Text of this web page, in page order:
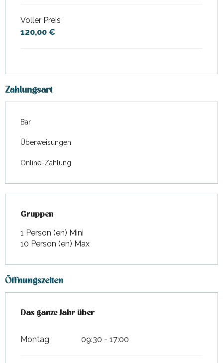
Voller Preis
120,00 €
Zahlungsart
Bar
Überweisungen
Online-Zahlung
Gruppen
Gruppen
1 Person (en) Mini
10 Person (en) Max
Öffnungszeiten
Das ganze Jahr über
Das ganze Jahr über
Montag 09:30 - 17:00